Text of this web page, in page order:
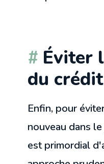
Éviter
du crédit
Enfin, pour
nouveau dans
est primordial